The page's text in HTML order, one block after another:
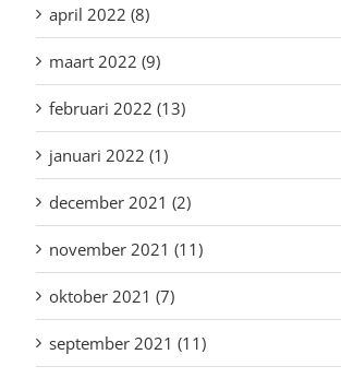
april 2022 (8)
maart 2022 (9)
februari 2022 (13)
januari 2022 (1)
december 2021 (2)
november 2021 (11)
oktober 2021 (7)
september 2021 (11)